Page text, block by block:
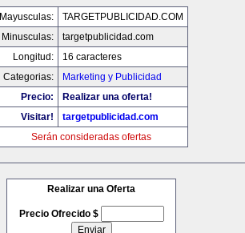
Mayusculas:
TARGETPUBLICIDAD.COM
Minusculas:
targetpublicidad.com
Longitud:
16 caracteres
Categorias:
Marketing y Publicidad
Precio:
Realizar una oferta!
Visitar!
targetpublicidad.com
Serán consideradas ofertas
Realizar una Oferta
Precio Ofrecido $